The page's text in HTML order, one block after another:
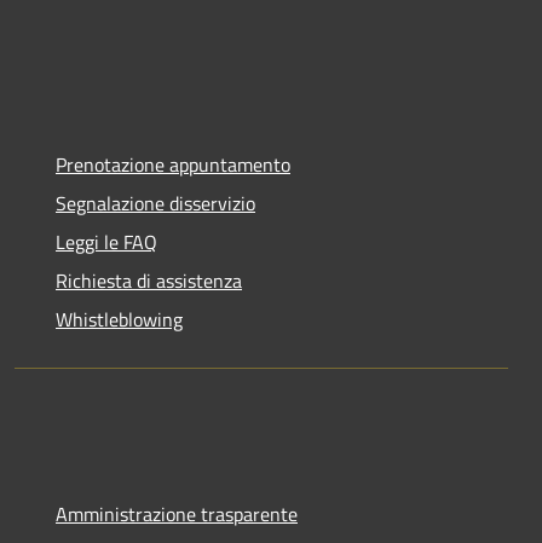
Prenotazione appuntamento
Segnalazione disservizio
Leggi le FAQ
Richiesta di assistenza
Whistleblowing
Amministrazione trasparente